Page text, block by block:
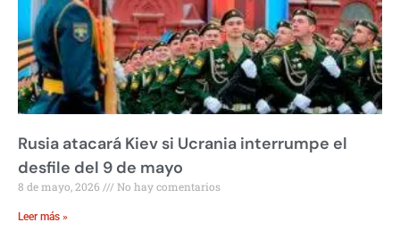
Rusia atacará Kiev si Ucrania interrumpe el
desfile del 9 de mayo
8 de mayo, 2026 No hay comentarios
Leer más »